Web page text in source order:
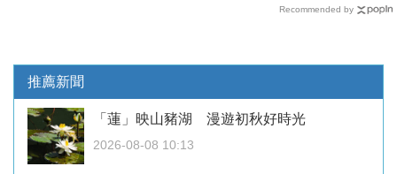
Recommended by
推薦新聞
「蓮」映山豬湖 漫遊初秋好時光
2026-08-08 10:13